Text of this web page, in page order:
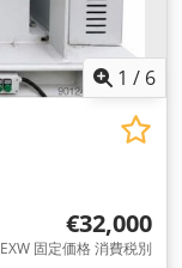
1 / 6
€32,000
EXW 固定価格 消費税別